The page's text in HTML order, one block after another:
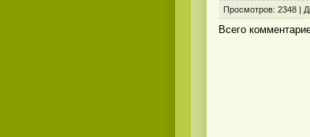
Просмотров: 2348
Всего